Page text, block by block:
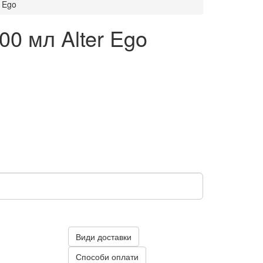
мл Alter Ego
Види доставки
Способи оплати